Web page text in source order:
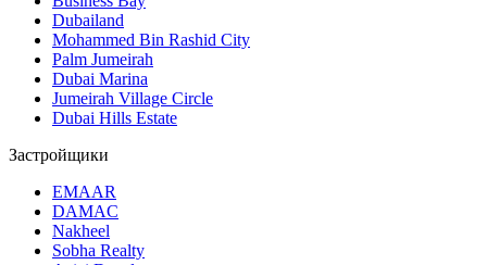
Dubailand
Mohammed Bin Rashid City
Palm Jumeirah
Dubai Marina
Jumeirah Village Circle
Dubai Hills Estate
Застройщики
EMAAR
DAMAC
Nakheel
Sobha Realty